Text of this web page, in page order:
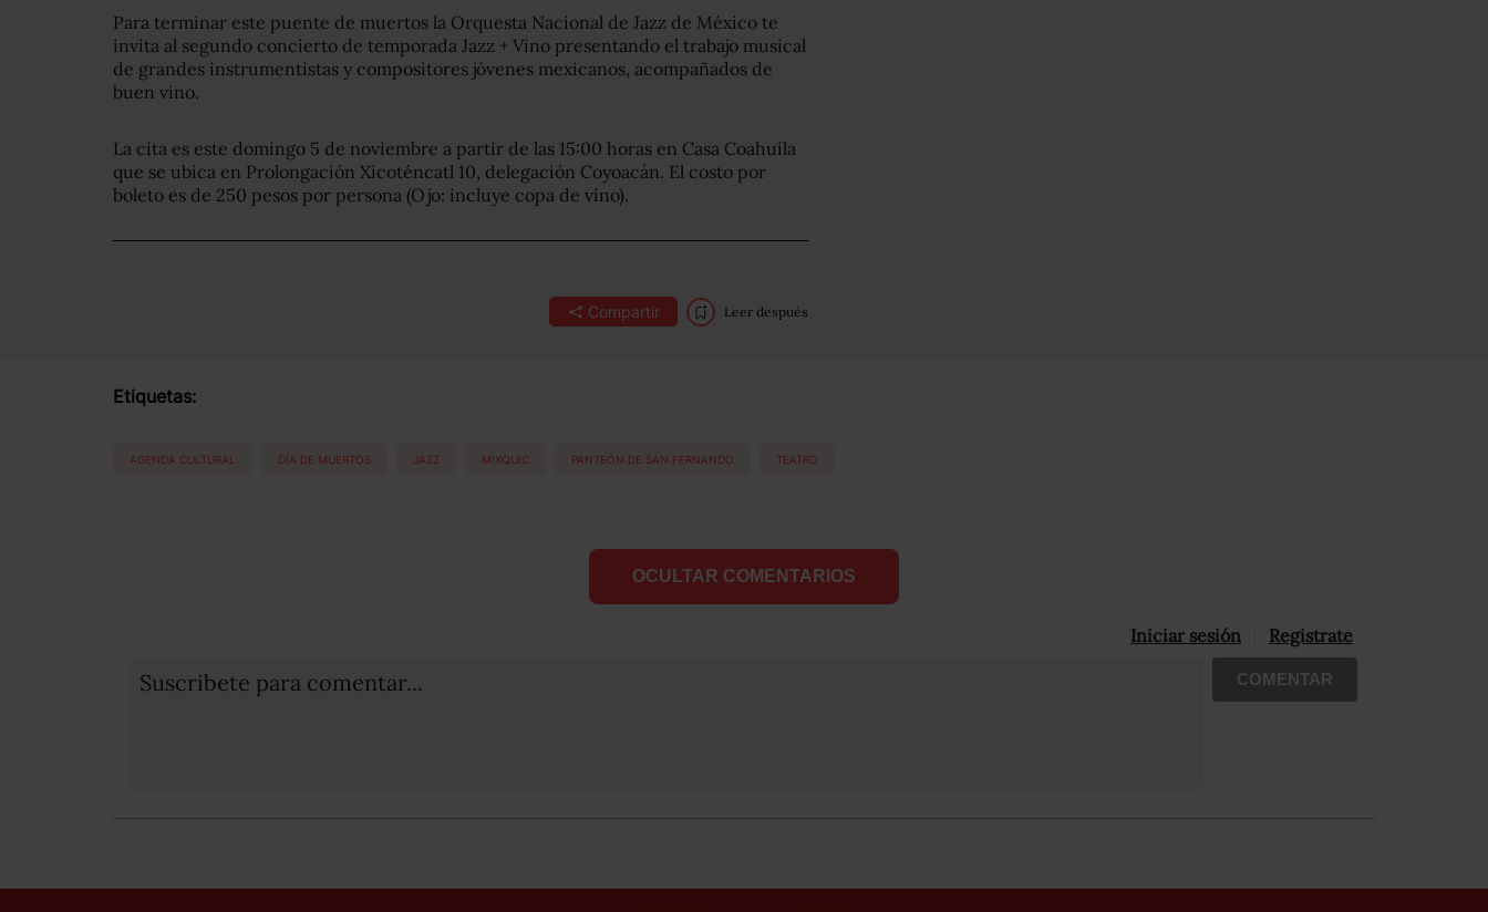
Para terminar este puente de muertos la Orquesta Nacional de Jazz de México te
invita al segundo concierto de temporada Jazz + Vino presentando el trabajo musical
de grandes instrumentistas y compositores jóvenes mexicanos, acompañados de
buen vino.
La cita es este domingo 5 de noviembre a partir de las 15:00 horas en Casa Coahuila
que se ubica en Prolongación Xicoténcatl 10, delegación Coyoacán. El costo por
boleto es de 250 pesos por persona (Ojo: incluye copa de vino).
Compartir Leer después
Etiquetas:
AGENDA CULTURAL DÍA DE MUERTOS JAZZ MIXQUIC PANTEÓN DE SAN FERNANDO TEATRO
OCULTAR COMENTARIOS
Iniciar sesión Registrate
Suscribete para comentar... COMENTAR